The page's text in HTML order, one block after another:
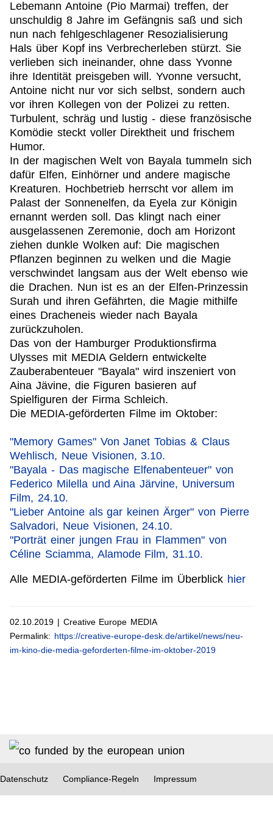
Lebemann Antoine (Pio Marmai) treffen, der
unschuldig 8 Jahre im Gefängnis saß und sich
nun nach fehlgeschlagener Resozialisierung
Hals über Kopf ins Verbrecherleben stürzt. Sie
verlieben sich ineinander, ohne dass Yvonne
ihre Identität preisgeben will. Yvonne versucht,
Antoine nicht nur vor sich selbst, sondern auch
vor ihren Kollegen von der Polizei zu retten.
Turbulent, schräg und lustig - diese französische
Komödie steckt voller Direktheit und frischem
Humor.
In der magischen Welt von Bayala tummeln sich
dafür Elfen, Einhörner und andere magische
Kreaturen. Hochbetrieb herrscht vor allem im
Palast der Sonnenelfen, da Eyela zur Königin
ernannt werden soll. Das klingt nach einer
ausgelassenen Zeremonie, doch am Horizont
ziehen dunkle Wolken auf: Die magischen
Pflanzen beginnen zu welken und die Magie
verschwindet langsam aus der Welt ebenso wie
die Drachen. Nun ist es an der Elfen-Prinzessin
Surah und ihren Gefährten, die Magie mithilfe
eines Dracheneis wieder nach Bayala
zurückzuholen.
Das von der Hamburger Produktionsfirma
Ulysses mit MEDIA Geldern entwickelte
Zauberabenteuer "Bayala" wird inszeniert von
Aina Jävine, die Figuren basieren auf
Spielfiguren der Firma Schleich.
Die MEDIA-geförderten Filme im Oktober:
"Memory Games" Von Janet Tobias & Claus
Wehlisch, Neue Visionen, 3.10.
"Bayala - Das magische Elfenabenteuer" von
Federico Milella und Aina Järvine, Universum
Film, 24.10.
"Lieber Antoine als gar keinen Ärger" von Pierre
Salvadori, Neue Visionen, 24.10.
"Porträt einer jungen Frau in Flammen" von
Céline Sciamma, Alamode Film, 31.10.
Alle MEDIA-geförderten Filme im Überblick hier
02.10.2019 | Creative Europe MEDIA
Permalink: https://creative-europe-desk.de/artikel/news/neu-
im-kino-die-media-geforderten-filme-im-oktober-2019
Datenschutz Compliance-Regeln Impressum